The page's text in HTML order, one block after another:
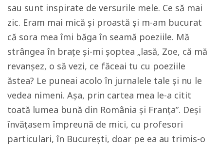
sau sunt inspirate de versurile mele. Ce să mai
zic. Eram mai mică și proastă și m-am bucurat
că sora mea îmi băga în seamă poeziile. Mă
strângea în brațe și-mi șoptea „lasă, Zoe, că mă
revanșez, o să vezi, ce făceai tu cu poeziile
ăstea? Le puneai acolo în jurnalele tale și nu le
vedea nimeni. Așa, prin cartea mea le-a citit
toată lumea bună din România și Franța”. Deși
învățasem împreună de mici, cu profesori
particulari, în București, doar pe ea au trimis-o